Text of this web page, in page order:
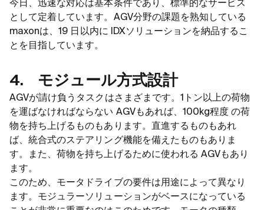
今日、迅速な対応は基本条件であり、標準的なサービス
として定着しています。AGV分野の課題を熟知している
maxonは、19 日以内に IDXソリューションを納品するこ
とを目指しています。
4. モジュール方式設計
AGVが請け負うタスクはさまざまです。1トン以上の荷物
を運ばなければならない AGVもあれば、100kg程度 の荷
物を持ち上げるものもあります。直進するものもあれ
ば、統合式のステアリング機能を備えたものもありま
す。また、荷物を持ち上げるために使われる AGVもあり
ます。
このため、モータドライブの要件は用途によって異なり
ます。モジュラーソリューションがベースになっている